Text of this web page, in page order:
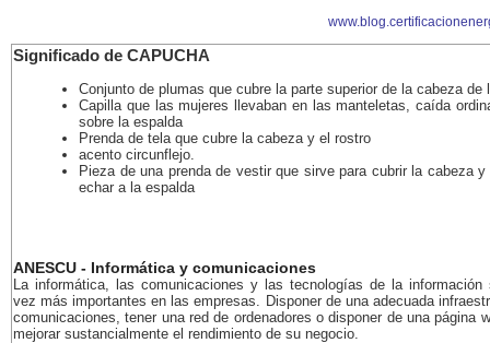
Significado de CAPUCHA
Conjunto de plumas que cubre la parte superior de la cabeza de
Capilla que las mujeres llevaban en las manteletas, caída
sobre la espalda
Prenda de tela que cubre la cabeza y el rostro
acento circunflejo.
Pieza de una prenda de vestir que sirve para cubrir la cabeza y
echar a la espalda
ANESCU - Informática y comunicaciones
La informática, las comunicaciones y las tecnologías de la información
vez más importantes en las empresas. Disponer de una adecuada
comunicaciones, tener una red de ordenadores o disponer de una página
mejorar sustancialmente el rendimiento de su negocio.